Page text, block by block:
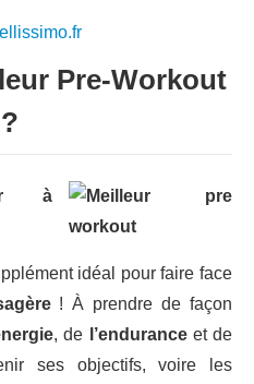
Pre-Workout
?
à
idéal pour faire face
! À prendre de façon
, de l’endurance et de
ses objectifs, voire les